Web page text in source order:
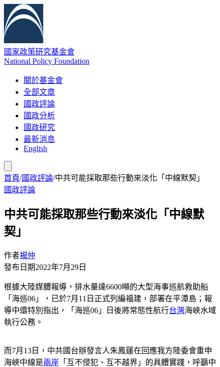
國家政策研究基金會
National Policy Foundation
關於基金會
全部文章
國政評論
國政分析
國政研究
最新消息
English
首頁/國政評論/中共可能採取那些行動來淡化「中線默契」
國政評論
中共可能採取那些行動來淡化「中線默
契」
作者揭仲
發布日期2022年7月29日
根據大陸媒體報導，排水量達6600噸的大型海事巡航救助船
「海巡06」，已於7月11日正式列編福建，部署在平潭島；報
導中還特別指出，「海巡06」日後將常態性航行台灣海峽水域
執行公務。
而7月13日，中共國台辦發言人朱鳳蓮在回應我方陸委會重申
海峽中線是兩岸 「互不侵犯、互不越界」的具體實踐，呼籲中